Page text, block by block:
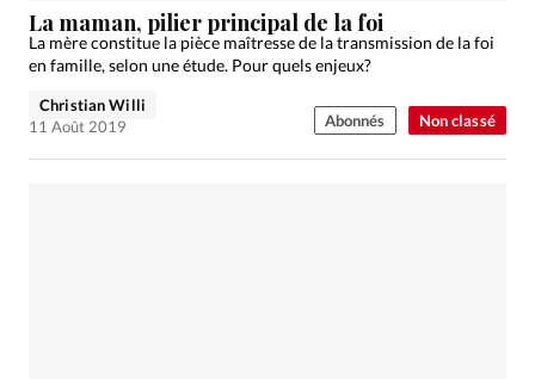
Non classé
La maman, pilier principal de la foi
La mère constitue la pièce maîtresse de la transmission de la foi
en famille, selon une étude. Pour quels enjeux?
Christian Willi
11 Août 2019
Abonnés